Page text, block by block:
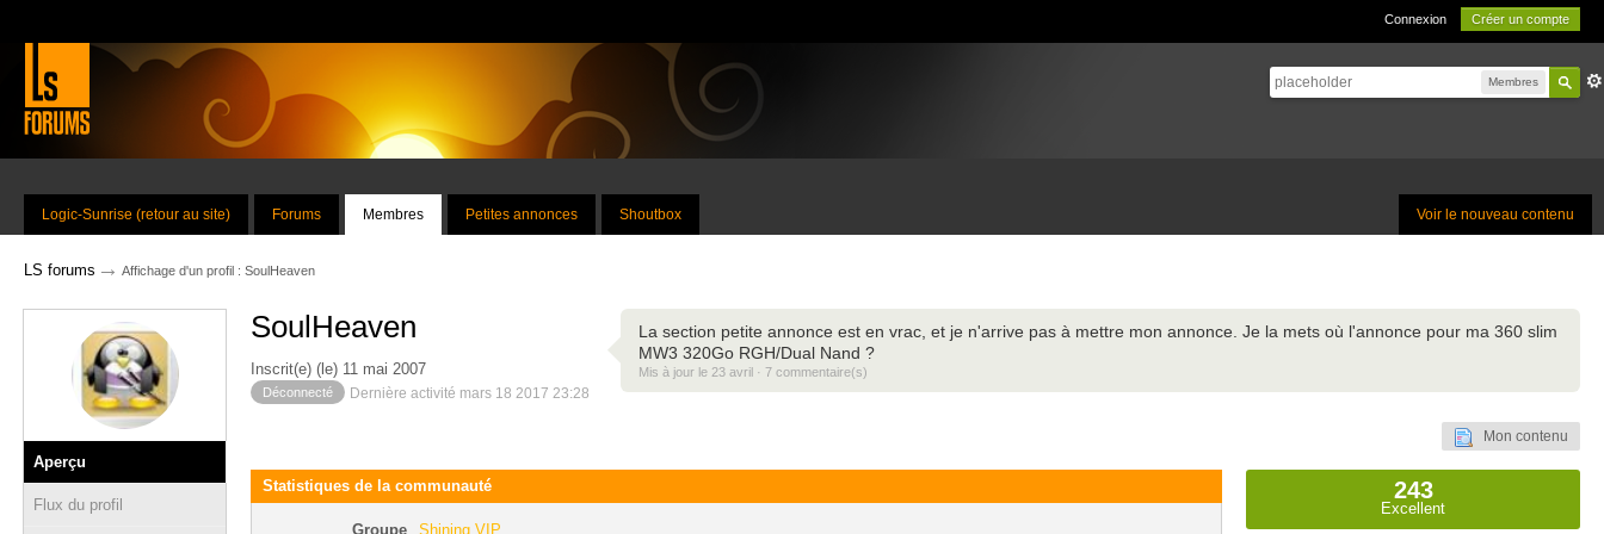
Connexion Créer un compte
Membres
Voir le nouveau contenu
Logic-Sunrise (retour au site) Forums Membres Petites annonces Shoutbox
LS forums → Affichage d'un profil : SoulHeaven
Aperçu
Flux du profil
SoulHeaven
Inscrit(e) (le) 11 mai 2007
Déconnecté Dernière activité mars 18 2017 23:28
La section petite annonce est en vrac, et je n'arrive pas à mettre mon annonce. Je la mets où l'annonce pour ma 360 slim
MW3 320Go RGH/Dual Nand ?
Mis à jour le 23 avril · 7 commentaire(s)
Mon contenu
Statistiques de la communauté
Groupe
Shining VIP
243
Excellent